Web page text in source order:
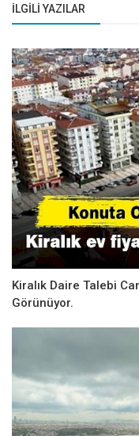
İLGILI YAZILAR
Kiralık Daire Talebi
Görünüyor.